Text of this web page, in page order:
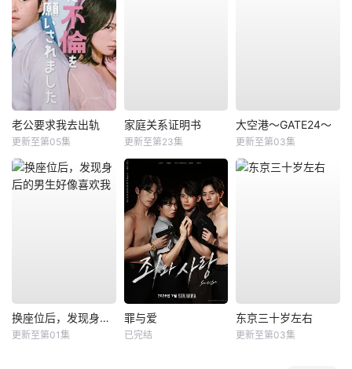
老公要求我去出轨
更新至第05集
家庭关系证明书
更新至第23集
大空港～GATE24～
更新至第03集
换座位后，发现身后的男生好像喜欢我
更新至第01集
罪与爱
已完结
东京三十岁左右
更新至第03集